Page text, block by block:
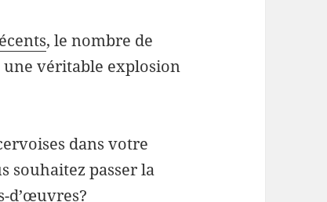
, le nombre de
une véritable explosion
dans votre
souhaitez passer la
d’œuvres?